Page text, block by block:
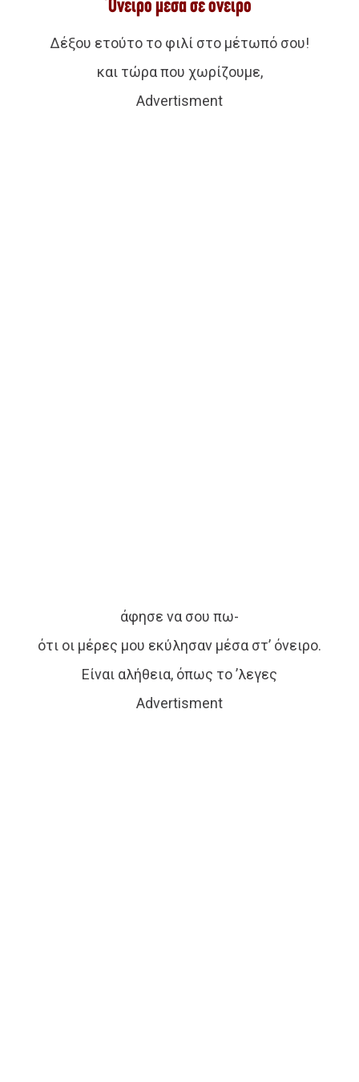
Όνειρο μέσα σε όνειρο
Δέξου ετούτο το φιλί στο μέτωπό σου!
και τώρα που χωρίζουμε,
Advertisment
άφησε να σου πω-
ότι οι μέρες μου εκύλησαν μέσα στ’ όνειρο.
Είναι αλήθεια, όπως το ’λεγες
Advertisment